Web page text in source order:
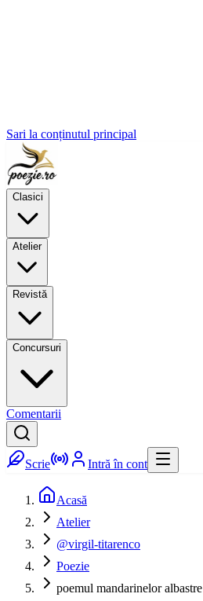
Sari la conținutul principal
Clasici
Atelier
Revistă
Concursuri
Comentarii
Scrie Intră în cont
Acasă
Atelier
@virgil-titarenco
Poezie
poemul mandarinelor albastre